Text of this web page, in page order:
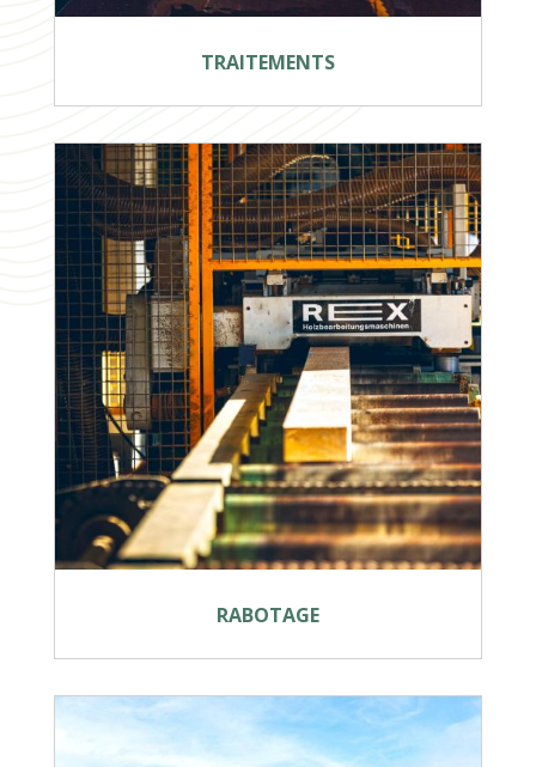
TRAITEMENTS
RABOTAGE